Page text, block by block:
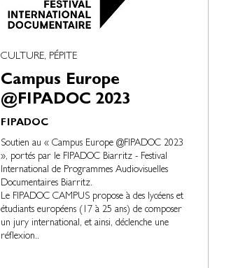
CULTURE, PÉPITE
Campus Europe
@FIPADOC 2023
FIPADOC
Soutien au « Campus Europe @FIPADOC 2023
», portés par le FIPADOC Biarritz - Festival
International de Programmes Audiovisuelles
Documentaires Biarritz.
Le FIPADOC CAMPUS propose à des lycéens et
étudiants européens (17 à 25 ans) de composer
un jury international, et ainsi, déclenche une
réflexion..